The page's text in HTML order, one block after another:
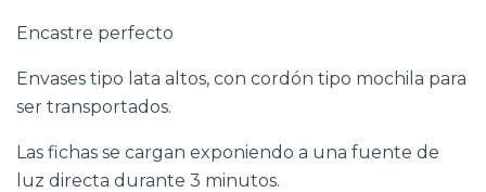
Encastre perfecto
Envases tipo lata altos, con cordón tipo mochila para
ser transportados.
Las fichas se cargan exponiendo a una fuente de
luz directa durante 3 minutos.